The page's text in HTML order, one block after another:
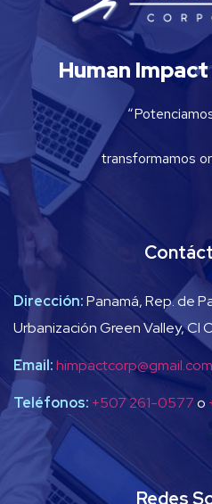
Human
transformamos
Dirección:Panamá, Rep. de
Urbanización Green Valley, Cl
Email:himpactcorp@gmail.com
Teléfonos: +507 261-0577o
Redes